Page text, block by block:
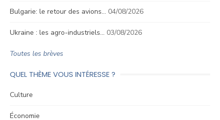
Bulgarie: le retour des avions… 04/08/2026
Ukraine : les agro-industriels… 03/08/2026
Toutes les brèves
QUEL THÈME VOUS INTÉRESSE ?
Culture
Économie